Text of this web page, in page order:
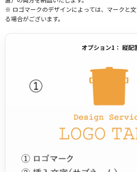
※ ロゴマークのデザインによっては、マークと
る場合がございます。
オプション1： 縦配